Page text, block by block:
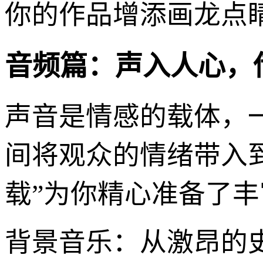
你的作品增添画龙点
音频篇：声入人心，
声音是情感的载体，
间将观众的情绪带入
载”为你精心准备了
背景音乐：从激昂的